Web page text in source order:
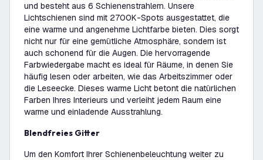
und besteht aus 6 Schienenstrahlern. Unsere
Lichtschienen sind mit 2700K-Spots ausgestattet, die
eine warme und angenehme Lichtfarbe bieten. Dies sorgt
nicht nur für eine gemütliche Atmosphäre, sondern ist
auch schonend für die Augen. Die hervorragende
Farbwiedergabe macht es ideal für Räume, in denen Sie
häufig lesen oder arbeiten, wie das Arbeitszimmer oder
die Leseecke. Dieses warme Licht betont die natürlichen
Farben Ihres Interieurs und verleiht jedem Raum eine
warme und einladende Ausstrahlung.
Blendfreies Gitter
Um den Komfort Ihrer Schienenbeleuchtung weiter zu